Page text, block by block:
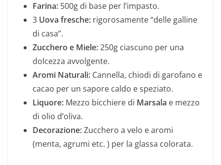
Farina: 500g di base per l’impasto.
3 Uova fresche: rigorosamente “delle galline
di casa”.
Zucchero e Miele:250g ciascuno per una
dolcezza avvolgente.
Aromi Naturali: Cannella, chiodi di garofano e
cacao per un sapore caldo e speziato.
Liquore: Mezzo bicchiere di Marsala e mezzo
di olio d’oliva.
Decorazione:Zucchero a velo e aromi
(menta, agrumi etc. ) per la glassa colorata.